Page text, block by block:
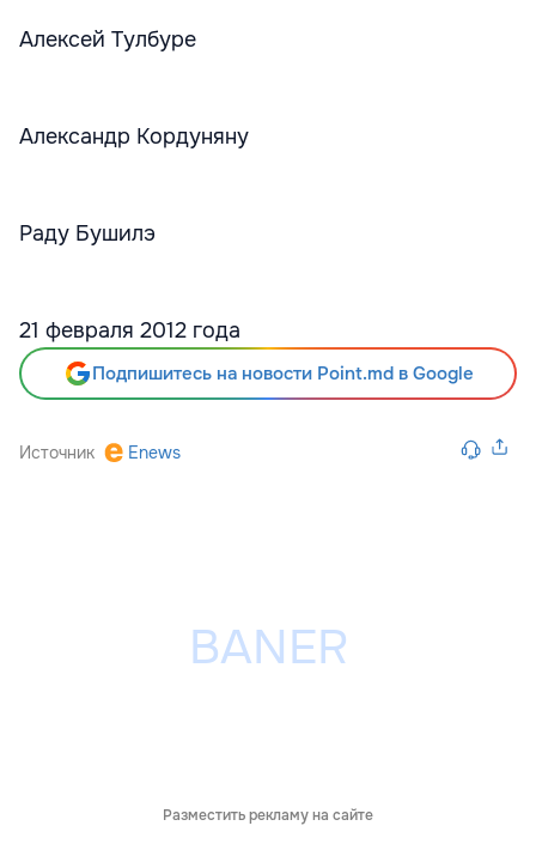
Алексей Тулбуре
Александр Кордуняну
Раду Бушилэ
21 февраля 2012 года
Подпишитесь на новости Point.md в Google
Источник Enews
Разместить рекламу на сайте